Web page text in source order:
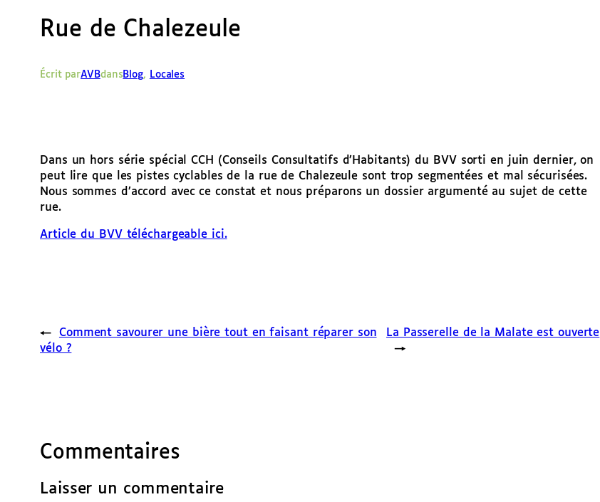
Rue de Chalezeule
Écrit parAVBdans Blog, Locales
Dans un hors série spécial CCH (Conseils Consultatifs d’Habitants) du BVV sorti en juin dernier, on
peut lire que les pistes cyclables de la rue de Chalezeule sont trop segmentées et mal sécurisées.
Nous sommes d’accord avec ce constat et nous préparons un dossier argumenté au sujet de cette
rue.
Article du BVV téléchargeable ici.
←
Comment savourer une bière tout en faisant réparer son
vélo ?
La Passerelle de la Malate est ouverte
→
Commentaires
Laisser un commentaire